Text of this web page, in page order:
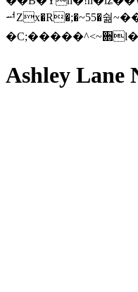
ힴZx�R�;�~55�숾
Ashley Lane